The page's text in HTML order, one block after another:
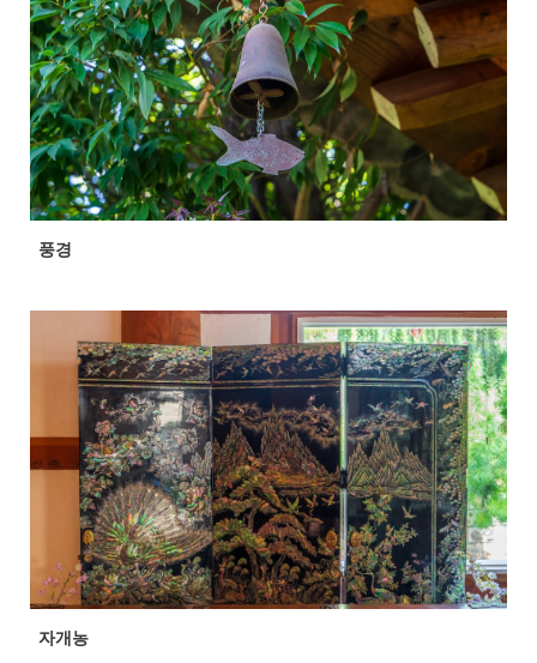
풍경
자개농